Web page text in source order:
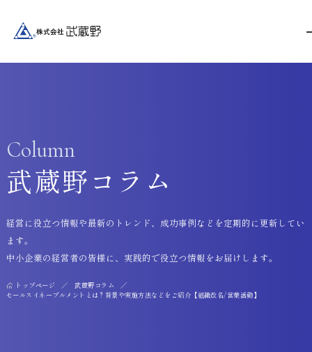
Column
武蔵野コラム
トップページ
武蔵野コラム
セールスイネーブルメントとは？背景や実施方法などをご紹介【組織改名/営業活動】
経営に役立つ情報や最新のトレンド、成功事例などを定期的に更新してい
ます。
中小企業の経営者の皆様に、実践的で役立つ情報をお届けします。